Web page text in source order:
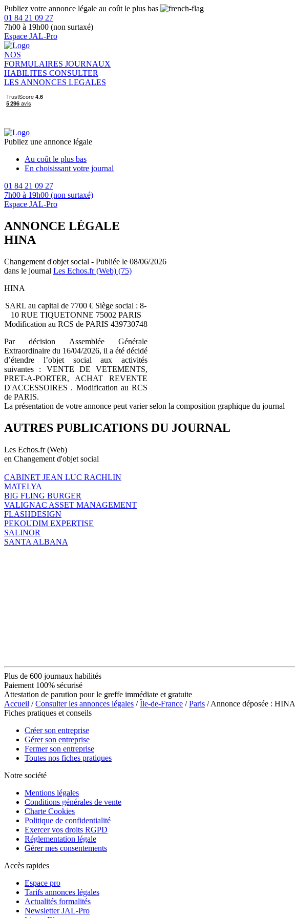
Publiez votre annonce légale au coût le plus bas
01 84 21 09 27
7h00 à 19h00 (non surtaxé)
Espace JAL-Pro
NOS
FORMULAIRES JOURNAUX
HABILITES CONSULTER
LES ANNONCES LEGALES
Publiez une annonce légale
Au coût le plus bas
En choisissant votre journal
01 84 21 09 27
7h00 à 19h00 (non surtaxé)
Espace JAL-Pro
ANNONCE LÉGALE
HINA
Changement d'objet social - Publiée le 08/06/2026
dans le journal Les Echos.fr (Web) (75)
HINA
SARL au capital de 7700 € Siège social : 8-
10 RUE TIQUETONNE 75002 PARIS
Modification au RCS de PARIS 439730748
Par décision Assemblée Générale
Extraordinaire du 16/04/2026, il a été décidé
d’étendre l’objet social aux activités
suivantes : VENTE DE VETEMENTS,
PRET-A-PORTER, ACHAT REVENTE
D'ACCESSOIRES . Modification au RCS
de PARIS.
La présentation de votre annonce peut varier selon la composition graphique du journal
AUTRES PUBLICATIONS DU JOURNAL
Les Echos.fr (Web)
en Changement d'objet social
CABINET JEAN LUC RACHLIN
MATELYA
BIG FLING BURGER
VALIGNAC ASSET MANAGEMENT
FLASHDESIGN
PEKOUDIM EXPERTISE
SALINOR
SANTA ALBANA
Plus de 600 journaux habilités
Paiement 100% sécurisé
Attestation de parution pour le greffe immédiate et gratuite
Accueil /Consulter les annonces légales /Île-de-France /Paris / Annonce déposée : HINA
Fiches pratiques et conseils
Créer son entreprise
Gérer son entreprise
Fermer son entreprise
Toutes nos fiches pratiques
Notre société
Mentions légales
Conditions générales de vente
Charte Cookies
Politique de confidentialité
Exercer vos droits RGPD
Réglementation légale
Gérer mes consentements
Accès rapides
Espace pro
Tarifs annonces légales
Actualités formalités
Newsletter JAL-Pro